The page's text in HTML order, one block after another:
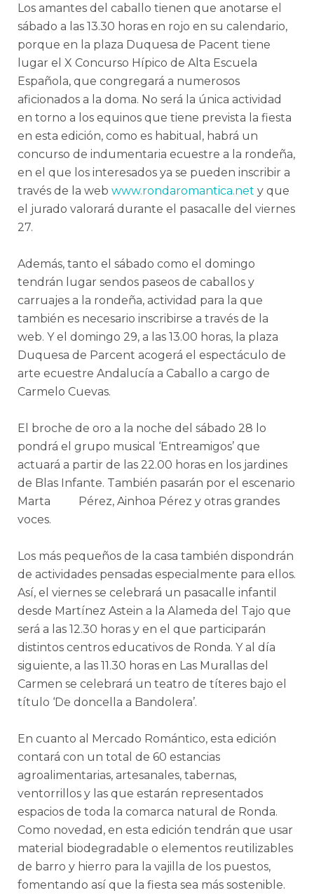
Los amantes del caballo tienen que anotarse el
sábado a las 13.30 horas en rojo en su calendario,
porque en la plaza Duquesa de Pacent tiene
lugar el X Concurso Hípico de Alta Escuela
Española, que congregará a numerosos
aficionados a la doma. No será la única actividad
en torno a los equinos que tiene prevista la fiesta
en esta edición, como es habitual, habrá un
concurso de indumentaria ecuestre a la rondeña,
en el que los interesados ya se pueden inscribir a
través de la web www.rondaromantica.net y que
el jurado valorará durante el pasacalle del viernes
27.
Además, tanto el sábado como el domingo
tendrán lugar sendos paseos de caballos y
carruajes a la rondeña, actividad para la que
también es necesario inscribirse a través de la
web. Y el domingo 29, a las 13.00 horas, la plaza
Duquesa de Parcent acogerá el espectáculo de
arte ecuestre Andalucía a Caballo a cargo de
Carmelo Cuevas.
El broche de oro a la noche del sábado 28 lo
pondrá el grupo musical ‘Entreamigos’ que
actuará a partir de las 22.00 horas en los jardines
de Blas Infante. También pasarán por el escenario
Marta Pérez, Ainhoa Pérez y otras grandes
voces.
Los más pequeños de la casa también dispondrán
de actividades pensadas especialmente para ellos.
Así, el viernes se celebrará un pasacalle infantil
desde Martínez Astein a la Alameda del Tajo que
será a las 12.30 horas y en el que participarán
distintos centros educativos de Ronda. Y al día
siguiente, a las 11.30 horas en Las Murallas del
Carmen se celebrará un teatro de títeres bajo el
título ‘De doncella a Bandolera’.
En cuanto al Mercado Romántico, esta edición
contará con un total de 60 estancias
agroalimentarias, artesanales, tabernas,
ventorrillos y las que estarán representados
espacios de toda la comarca natural de Ronda.
Como novedad, en esta edición tendrán que usar
material biodegradable o elementos reutilizables
de barro y hierro para la vajilla de los puestos,
fomentando así que la fiesta sea más sostenible.